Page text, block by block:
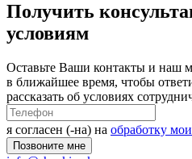
Получить
условиям
Оставьте Ваши контакты и наш
в ближайшее время, чтобы
рассказать об условиях
я согласен (-на) на обработку